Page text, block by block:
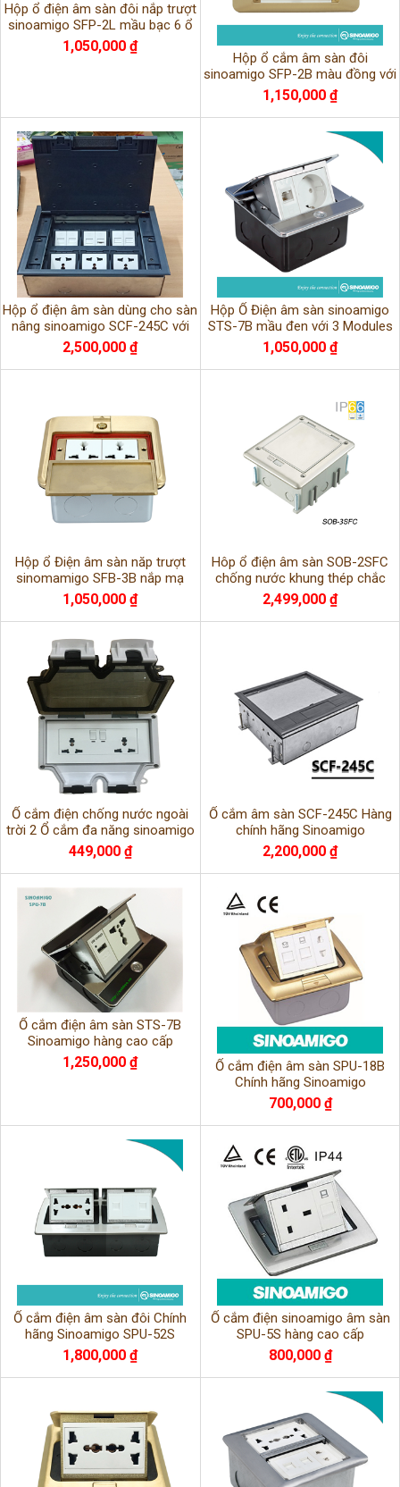
Hộp ổ điện âm sàn đôi nắp trượt
sinoamigo SFP-2L mầu bạc 6 ổ
cắm khung thép
1,050,000 ₫
Hộp ổ cắm âm sàn đôi
sinoamigo SFP-2B màu đồng với
6 ổ cắm dạng nắp trượt
1,150,000 ₫
Hộp ổ điện âm sàn dùng cho sàn
nâng sinoamigo SCF-245C với
12 ổ cắm
2,500,000 ₫
Hộp Ổ Điện âm sàn sinoamigo
STS-7B mầu đen với 3 Modules
có thể thay thế tùy chỉnh
1,050,000 ₫
Hộp ổ Điện âm sàn năp trượt
sinomamigo SFB-3B nắp mạ
đông thích hợp lắp sàn gỗ
1,050,000 ₫
Hôp ổ điện âm sàn SOB-2SFC
chống nước khung thép chắc
chắn ( có thể thay đổi phụ kiện )
2,499,000 ₫
Ổ cắm điện chống nước ngoài
trời 2 Ổ cắm đa năng sinoamigo
AYR86-2US
449,000 ₫
Ổ cắm âm sàn SCF-245C Hàng
chính hãng Sinoamigo
2,200,000 ₫
Ổ cắm điện âm sàn STS-7B
Sinoamigo hàng cao cấp
1,250,000 ₫
Ổ cắm điện âm sàn SPU-18B
Chính hãng Sinoamigo
700,000 ₫
Ổ cắm điện âm sàn đôi Chính
hãng Sinoamigo SPU-52S
1,800,000 ₫
Ổ cắm điện sinoamigo âm sàn
SPU-5S hàng cao cấp
800,000 ₫